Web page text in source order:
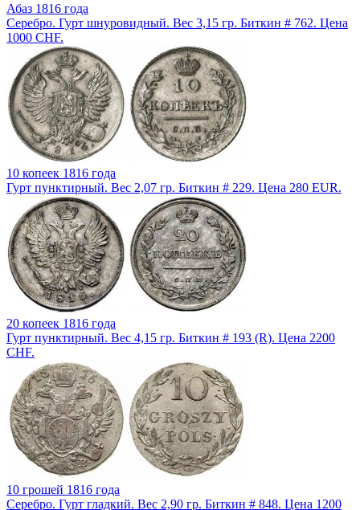
Абаз 1816 года
Серебро. Гурт шнуровидный. Вес 3,15 гр. Биткин # 762. Цена
1000 CHF.
10 копеек 1816 года
Гурт пунктирный. Вес 2,07 гр. Биткин # 229. Цена 280 EUR.
20 копеек 1816 года
Гурт пунктирный. Вес 4,15 гр. Биткин # 193 (R). Цена 2200
CHF.
10 грошей 1816 года
Серебро. Гурт гладкий. Вес 2,90 гр. Биткин # 848. Цена 1200